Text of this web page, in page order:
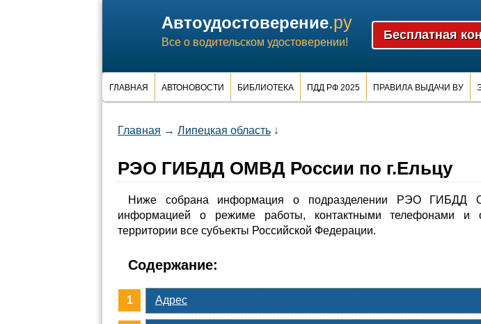
Автоудостоверение.ру
Все о водительском удостоверении!
ГЛАВНАЯ АВТОНОВОСТИ БИБЛИОТЕКА ПДД РФ 2025 ПРАВИЛА ВЫДАЧИ ВУ
Главная → Липецкая область ↓
РЭО ГИБДД ОМВД России по г.Ельцу
Ниже собрана информация о подразделении РЭО ГИБДД
информацией о режиме работы, контактными телефонами и
территории все субъекты Российской Федерации.
Содержание:
Адрес